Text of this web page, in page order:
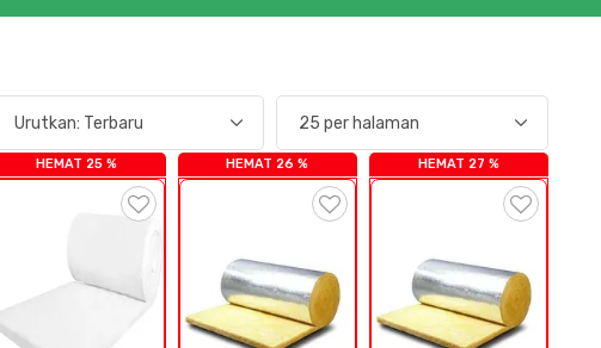
HEMAT 25 % HEMAT 26 % HEMAT 27 %